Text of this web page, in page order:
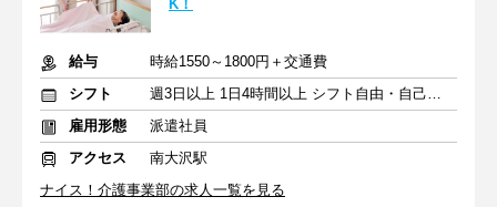
K！
給与
時給1550～1800円＋交通費
シフト
週3日以上 1日4時間以上 シフト自由・自己申告
雇用形態
派遣社員
アクセス
南大沢駅
ナイス！介護事業部の求人一覧を見る